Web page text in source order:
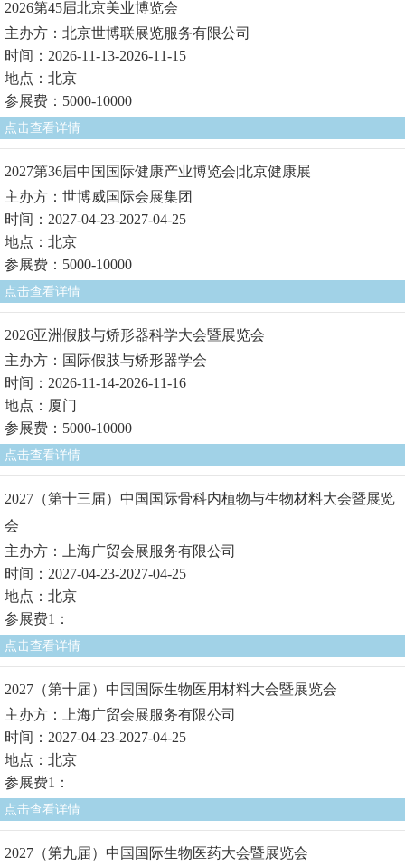
2026第45届北京美业博览会
主办方：北京世博联展览服务有限公司
时间：2026-11-13-2026-11-15
地点：北京
参展费：5000-10000
点击查看详情
2027第36届中国国际健康产业博览会|北京健康展
主办方：世博威国际会展集团
时间：2027-04-23-2027-04-25
地点：北京
参展费：5000-10000
点击查看详情
2026亚洲假肢与矫形器科学大会暨展览会
主办方：国际假肢与矫形器学会
时间：2026-11-14-2026-11-16
地点：厦门
参展费：5000-10000
点击查看详情
2027（第十三届）中国国际骨科内植物与生物材料大会暨展览
会
主办方：上海广贸会展服务有限公司
时间：2027-04-23-2027-04-25
地点：北京
参展费1：
点击查看详情
2027（第十届）中国国际生物医用材料大会暨展览会
主办方：上海广贸会展服务有限公司
时间：2027-04-23-2027-04-25
地点：北京
参展费1：
点击查看详情
2027（第九届）中国国际生物医药大会暨展览会